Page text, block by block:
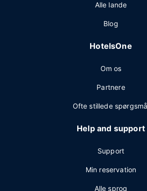
Alle lande
Blog
HotelsOne
Om os
Partnere
Ofte stillede
Help and support
Support
Min reservation
Alle sprog